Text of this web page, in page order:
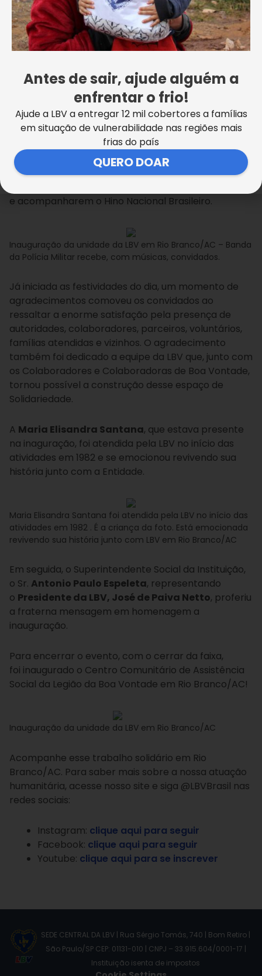
por Solidariedade | Mundo
Melhor (@lbvbrasil)
Destaques da inauguração
Na capital acreana, desde às 9h (horário local)
começaram as celebrações da abertura da unidade
da LBV e após a Cerimônia de Inauguração, uma
apresentação Musical com aBanda a “Gloriosa”
da Polícia Militar do Estado do Acreconvidou
e acompanharem o Hino Nacional Brasileiro.
Inauguração da unidade da LBV em Rio Branco/AC – Banda
da Polícia Militar recebe, com músicas, convidados.
Já iniciada as festividades do dia, um momento de
agradecimentos comoveu os convidados ao
ressaltar a enorme satisfação pela presença de
autoridades, colaboradores, parceiros, voluntários,
famílias atendidas e vizinhos. O agradecimento
também foi dedicado a equipe da LBV que, junto com
os Colaboradores e Colaboradoras de Boa Vontade,
tornou possível a construção desse espaço de
Solidariedade.
A Maria Elisandra Santana, que estava presente
na inaguração, foi atendida pela LBV no início das
atividades em 1982 e se emocionou revivendo sua
história junto com a Entidade.
Maria Elisandra Santana foi atendida pela LBV no início das
atividades em 1982 . É a criança da foto. Está emocionada
revivendo sua história junto com LBV em Rio Branco/AC
Em seguida, o Superintendente Social da Instituição,
o Sr. Antonio Paulo Espeleta, representando
o Presidente da LBV, José de Paiva Netto, proferiu
a fraterna mensagem em homenagem a
inauguração.
Para encerrar o evento, com o cerrar da faixa,
foi inaugurado o Centro Comunitário de Assistência
Social da Legião da Boa Vontade em Rio Branco/AC!
Inauguração da unidade da LBV em Rio Branco/AC
Acompanhe esse trabalho solidário em Rio
Branco/AC. Para saber mais sobre a nossa atuação
humanitária, acesse nosso site e siga @LBVBrasil nas
redes sociais:
Instagram: clique aqui para seguir
Facebook: clique aqui para seguir
Youtube: clique aqui para se inscrever
SEDE CENTRAL DA LBV | Rua Sérgio Tomás, 740 | Bom Retiro |
São Paulo/SP CEP: 01131-010 | CNPJ – 33.915.604/0001-17 |
Instituição isenta de impostos
Antes de sair, ajude alguém a
enfrentar o frio!
Ajude a LBV a entregar 12 mil cobertores a famílias
em situação de vulnerabilidade nas regiões mais
frias do país
QUERO DOAR